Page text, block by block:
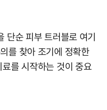
단순 피부 트러블로 여기
를 찾아 조기에 정확한
를 시작하는 것이 중요